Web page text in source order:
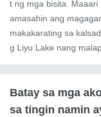
t ng mga bisita.
amasahin ang
makakarating sa
g Liyu Lake nang
Batay sa mga
sa tingin namin